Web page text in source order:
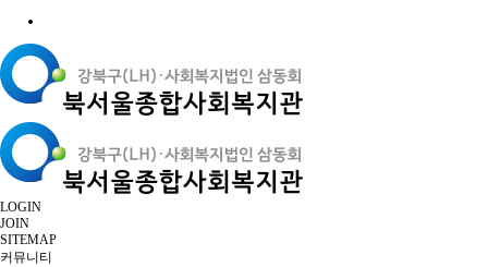
LOGIN
JOIN
SITEMAP
커뮤니티